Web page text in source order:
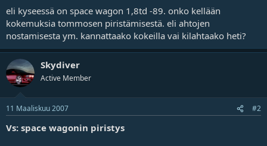
u
n
a
l
o
i
t
a
a
i
v
ä
m
ä
r
eli kyseessä on space wagon 1,8td -89. onko kellään
kokemuksia tommosen piristämisestä. eli ahtojen
nostamisesta ym. kannattaako kokeilla vai kilahtaako heti?
Skydiver
Active Member
11 Maaliskuu 2007 #2
Vs: space wagonin piristys